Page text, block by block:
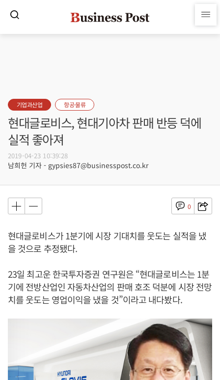
기업과산업 항공·물류
현대글로비스, 현대기아차 판매 반등 덕에
실적 좋아져
2019-04-23 10:39:28
남희헌 기자 - gypsies87@businesspost.co.kr
0
현대글로비스가 1분기에 시장 기대치를 웃도는 실적을 냈
을 것으로 추정됐다.
23일 최고운 한국투자증권 연구원은 “현대글로비스는 1분
기에 전방산업인 자동차산업의 판매 호조 덕분에 시장 전망
치를 웃도는 영업이익을 냈을 것”이라고 내다봤다.